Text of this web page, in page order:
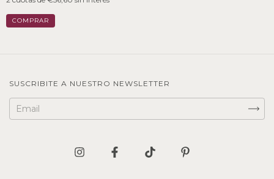
SUSCRIBITE A NUESTRO NEWSLETTER